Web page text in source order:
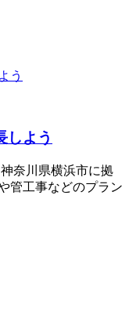
しよう
奈川県横浜市に拠
管工事などのプラン